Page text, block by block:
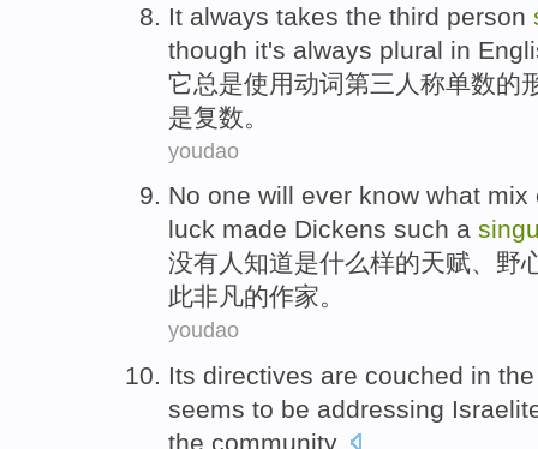
It always takes the third person
though it's always plural in
它总是使用动词第三 人 称单数的
是复数 。
youdao
No one will ever know what mix
luck made Dickens such a
没有人 知道是什么样的天赋、 野
此非凡的作家。
youdao
Its directives are couched in
seems to be addressing
the community.